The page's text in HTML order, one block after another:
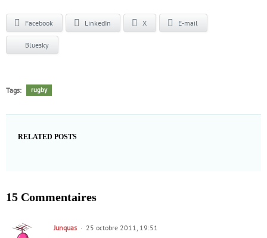
Facebook LinkedIn X E-mail
Bluesky
Tags: rugby
RELATED POSTS
15 Commentaires
Junquas 25 octobre 2011, 19:51